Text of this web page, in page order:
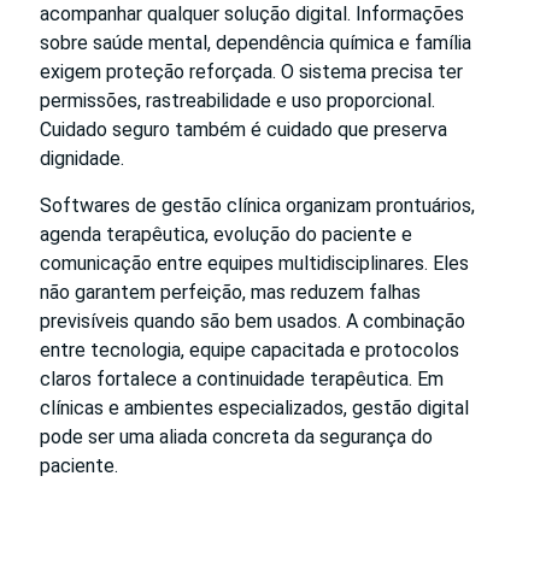
acompanhar qualquer solução digital. Informações
sobre saúde mental, dependência química e família
exigem proteção reforçada. O sistema precisa ter
permissões, rastreabilidade e uso proporcional.
Cuidado seguro também é cuidado que preserva
dignidade.
Softwares de gestão clínica organizam prontuários,
agenda terapêutica, evolução do paciente e
comunicação entre equipes multidisciplinares. Eles
não garantem perfeição, mas reduzem falhas
previsíveis quando são bem usados. A combinação
entre tecnologia, equipe capacitada e protocolos
claros fortalece a continuidade terapêutica. Em
clínicas e ambientes especializados, gestão digital
pode ser uma aliada concreta da segurança do
paciente.